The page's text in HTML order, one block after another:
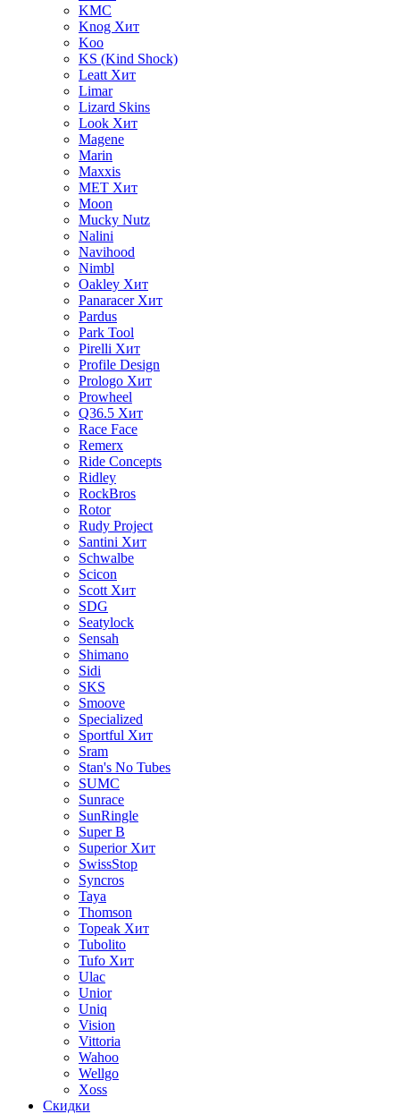
KMC
Knog Хит
Koo
KS (Kind Shock)
Leatt Хит
Limar
Lizard Skins
Look Хит
Magene
Marin
Maxxis
MET Хит
Moon
Mucky Nutz
Nalini
Navihood
Nimbl
Oakley Хит
Panaracer Хит
Pardus
Park Tool
Pirelli Хит
Profile Design
Prologo Хит
Prowheel
Q36.5 Хит
Race Face
Remerx
Ride Concepts
Ridley
RockBros
Rotor
Rudy Project
Santini Хит
Schwalbe
Scicon
Scott Хит
SDG
Seatylock
Sensah
Shimano
Sidi
SKS
Smoove
Specialized
Sportful Хит
Sram
Stan's No Tubes
SUMC
Sunrace
SunRingle
Super B
Superior Хит
SwissStop
Syncros
Taya
Thomson
Topeak Хит
Tubolito
Tufo Хит
Ulac
Unior
Uniq
Vision
Vittoria
Wahoo
Wellgo
Xoss
Скидки